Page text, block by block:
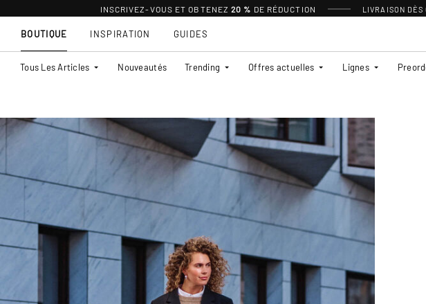
INSCRIVEZ-VOUS ET OBTENEZ 20 % DE RÉDUCTION LIVRAISON
BOUTIQUE
Tous Les Articles Nouveautés Trending Offres actuelles Lignes
INSPIRATION GUIDES